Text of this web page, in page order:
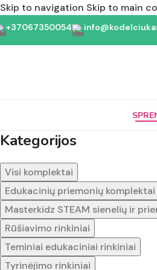
Skip to navigation Skip to main
+37067350054
Kategorijos
Visi komplektai
Edukacinių priemonių komplektai
Masterkidz STEAM sienelių ir
Rūšiavimo rinkiniai
Teminiai edukaciniai rinkiniai
Tyrinėjimo rinkiniai